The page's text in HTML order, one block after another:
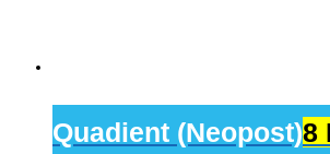
Quadient (Neopost)8